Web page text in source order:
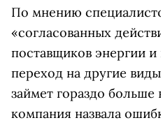
По мнению
«согласованных
поставщиков энергии и
переход на другие
займет гораздо
компания назвала